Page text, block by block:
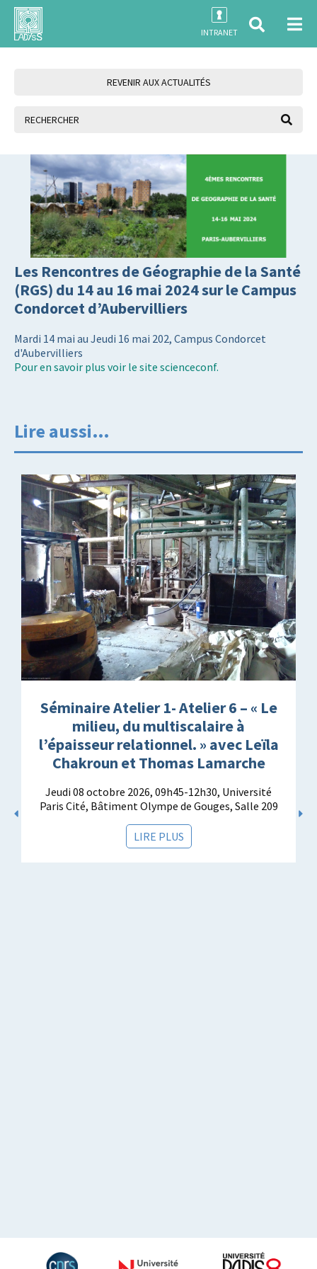
INTRANET
REVENIR AUX ACTUALITÉS
Les Rencontres de Géographie de la Santé
(RGS) du 14 au 16 mai 2024 sur le Campus
Condorcet d’Aubervilliers
Mardi 14 mai au Jeudi 16 mai 202, Campus Condorcet
d'Aubervilliers
Pour en savoir plus voir le site scienceconf.
Lire aussi…
Séminaire Atelier 1- Atelier 6 – « Le
milieu, du multiscalaire à
l’épaisseur relationnel. » avec Leïla
Chakroun et Thomas Lamarche
Jeudi 08 octobre 2026, 09h45-12h30, Université
Paris Cité, Bâtiment Olympe de Gouges, Salle 209
LIRE PLUS